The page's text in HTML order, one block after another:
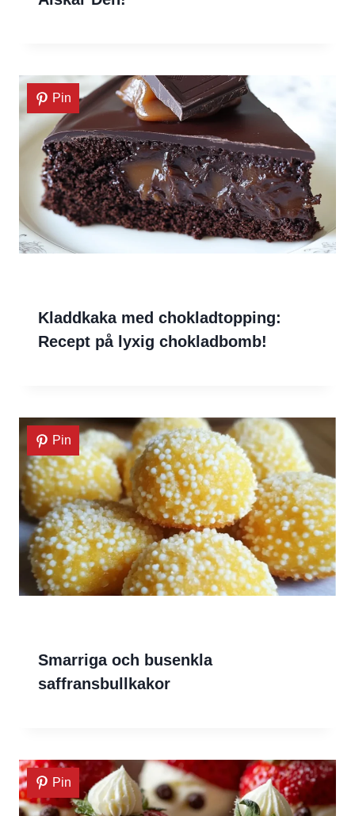
Pin
Kladdkaka med chokladtopping:
Recept på lyxig chokladbomb!
Pin
Smarriga och busenkla
saffransbullkakor
Pin